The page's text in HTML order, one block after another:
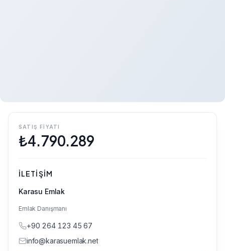
SATIŞ FIYATI
₺4.790.289
İLETIŞIM
Karasu Emlak
Emlak Danışmanı
+90 264 123 45 67
info@karasuemlak.net